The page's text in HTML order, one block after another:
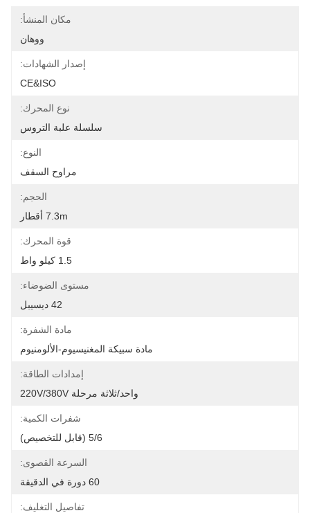
مكان المنشأ:
ووهان
إصدار الشهادات:
CE&ISO
نوع المحرك:
سلسلة علبة التروس
النوع:
مراوح السقف
الحجم:
7.3m أقطار
قوة المحرك:
1.5 كيلو واط
مستوى الضوضاء:
42 ديسيبل
مادة الشفرة:
مادة سبيكة المغنيسيوم-الألومنيوم
إمدادات الطاقة:
واحد/ثلاثة مرحلة 220V/380V
شفرات الكمية:
5/6 (قابل للتخصيص)
السرعة القصوى:
60 دورة في الدقيقة
تفاصيل التغليف: